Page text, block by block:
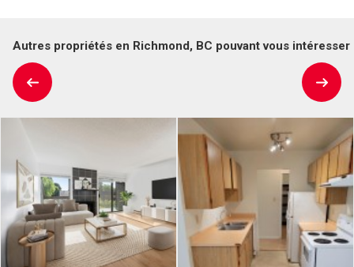
Autres propriétés en Richmond, BC pouvant vous intéresser